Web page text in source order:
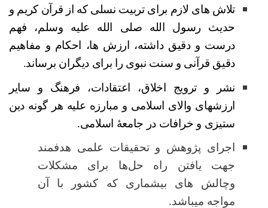
تلاش های لازم برای تربیت نسلی که از قرآن کریم و
حدیث رسول الله صلی الله علیه وسلم، فهم
درست و دقیق داشته،
ارزش ها، احکام و مفاهیم
دقیق قرآنی و سنت نبوی را برای دیگران برساند.
نشر و ترویج اخلاق، اعتقادات، فرهنگ و سایر
ارزشهای والای اسلامی و مبارزه علیه هر گونه دین
ستیزی و خرافات در جامعۀ اسلامی.
اجرای پژوهش و تحقیقات علمی هدفمند
جهت یافتن راه حل‌ها برای مشکلات
وچالش های بیشماری که کشور با آن
مواجه میباشد.